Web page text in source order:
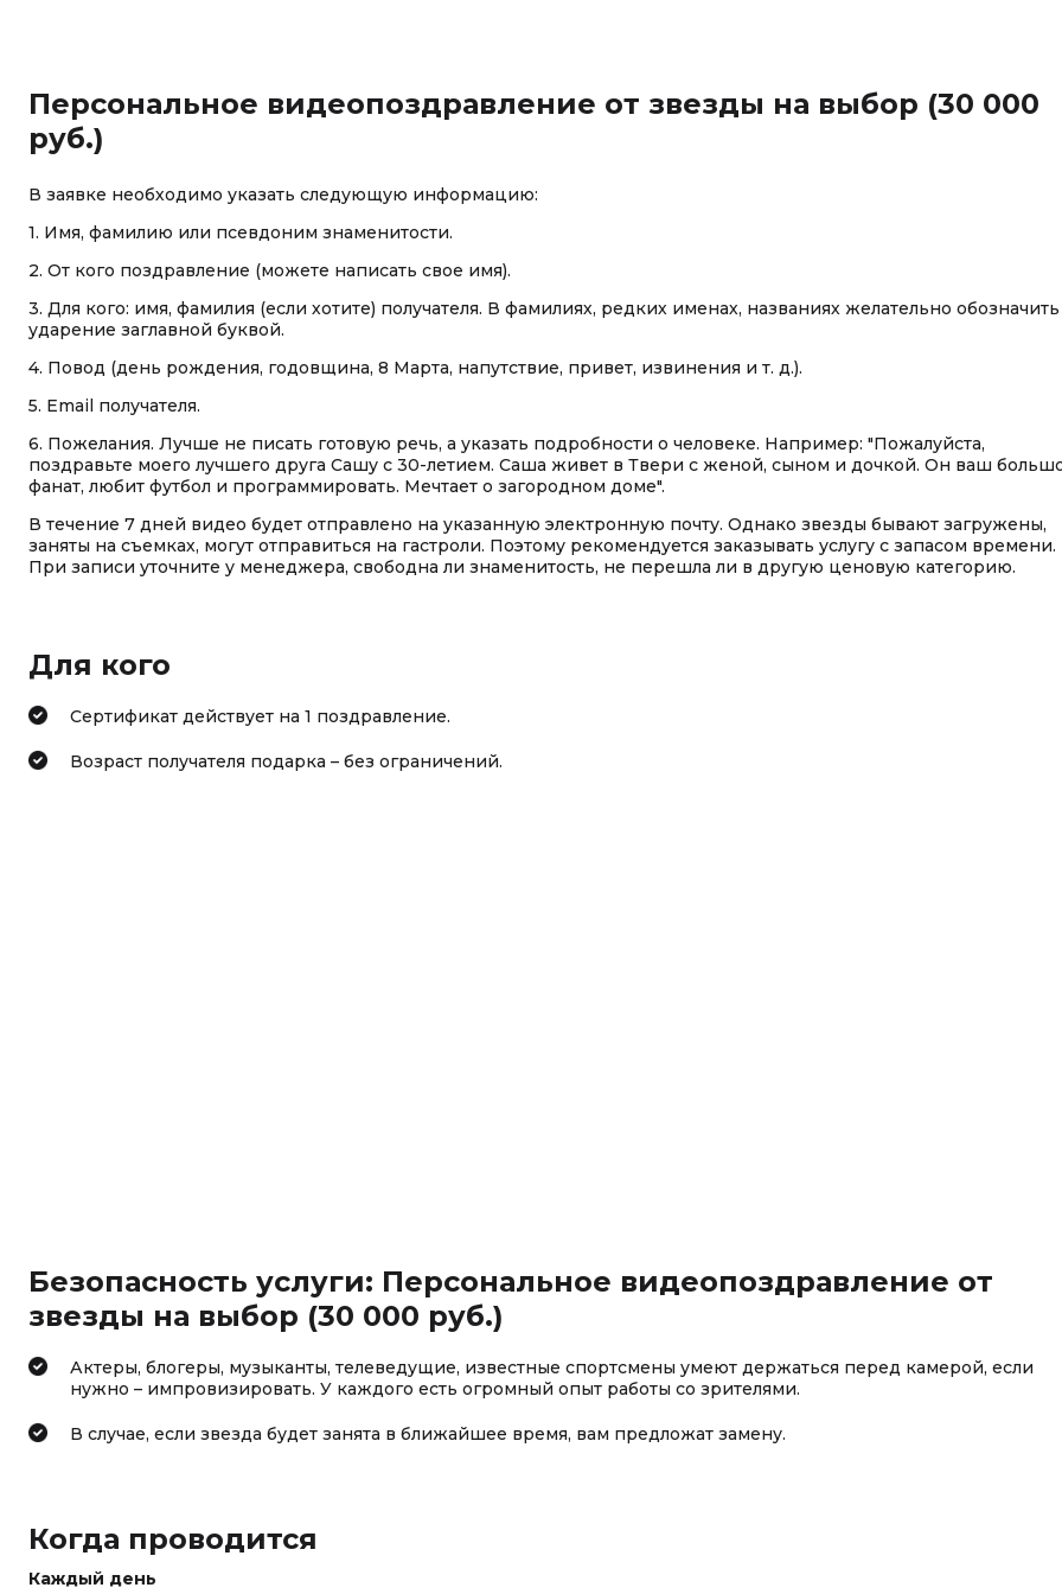
Персональное видеопоздравление от звезды на выбор (30 000
руб.)
В заявке необходимо указать следующую информацию:
1. Имя, фамилию или псевдоним знаменитости.
2. От кого поздравление (можете написать свое имя).
3. Для кого: имя, фамилия (если хотите) получателя. В фамилиях, редких именах, названиях желательно обозначить
ударение заглавной буквой.
4. Повод (день рождения, годовщина, 8 Марта, напутствие, привет, извинения и т. д.).
5. Email получателя.
6. Пожелания. Лучше не писать готовую речь, а указать подробности о человеке. Например: "Пожалуйста,
поздравьте моего лучшего друга Сашу с 30-летием. Саша живет в Твери с женой, сыном и дочкой. Он ваш
фанат, любит футбол и программировать. Мечтает о загородном доме".
В течение 7 дней видео будет отправлено на указанную электронную почту. Однако звезды бывают загружены,
заняты на съемках, могут отправиться на гастроли. Поэтому рекомендуется заказывать услугу с запасом времени.
При записи уточните у менеджера, свободна ли знаменитость, не перешла ли в другую ценовую категорию.
Для кого
Сертификат действует на 1 поздравление.
Возраст получателя подарка – без ограничений.
Безопасность услуги: Персональное видеопоздравление от
звезды на выбор (30 000 руб.)
Актеры, блогеры, музыканты, телеведущие, известные спортсмены умеют держаться перед камерой, если
нужно – импровизировать. У каждого есть огромный опыт работы со зрителями.
В случае, если звезда будет занята в ближайшее время, вам предложат замену.
Когда проводится
Каждый день